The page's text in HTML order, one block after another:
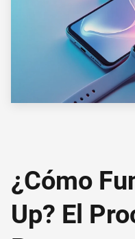
¿Cómo
Up? El